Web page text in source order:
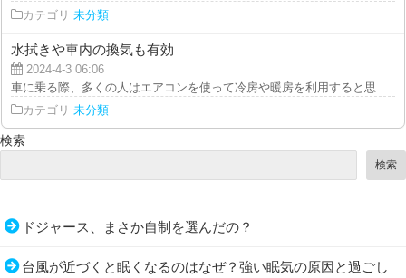
カテゴリ 未分類
水拭きや車内の換気も有効
2024-4-3 06:06
車に乗る際、多くの人はエアコンを使って冷房や暖房を利用すると思いま
カテゴリ 未分類
検索
検索
ドジャース、まさか自制を選んだの？
台風が近づくと眠くなるのはなぜ？強い眠気の原因と過ごし